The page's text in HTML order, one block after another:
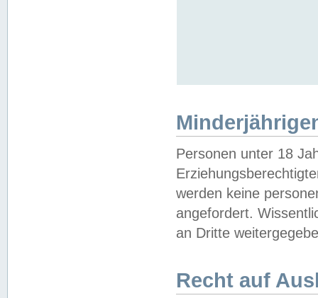
Personen unter 18
werden keine
angefordert.
an Dritte
Recht auf